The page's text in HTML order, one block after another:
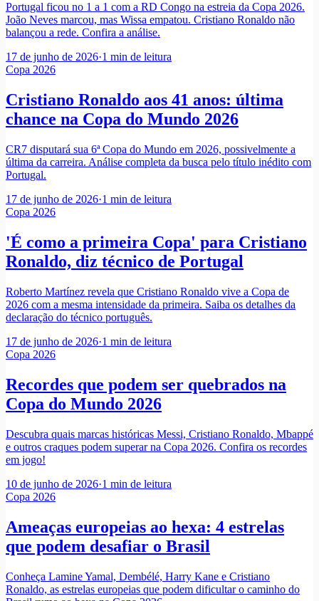
Portugal ficou no 1 a 1 com a RD Congo na estreia da Copa 2026.
João Neves marcou, mas Wissa empatou. Cristiano Ronaldo não
balançou a rede. Confira a análise.
17 de junho de 2026·1 min de leitura
Copa 2026
Cristiano Ronaldo aos 41 anos: última
chance na Copa do Mundo 2026
CR7 disputará sua 6ª Copa do Mundo em 2026, possivelmente a
última da carreira. Análise completa da busca pelo título inédito com
Portugal.
17 de junho de 2026·1 min de leitura
Copa 2026
'É como a primeira Copa' para Cristiano
Ronaldo, diz técnico de Portugal
Roberto Martínez revela que Cristiano Ronaldo vive a Copa de
2026 com a mesma intensidade da primeira. Saiba os detalhes da
declaração do técnico português.
17 de junho de 2026·1 min de leitura
Copa 2026
Recordes que podem ser quebrados na
Copa do Mundo 2026
Descubra quais marcas históricas Messi, Cristiano Ronaldo, Mbappé
e outros craques podem superar na Copa 2026. Confira os recordes
em jogo!
10 de junho de 2026·1 min de leitura
Copa 2026
Ameaças europeias ao hexa: 4 estrelas
que podem desafiar o Brasil
Conheça Lamine Yamal, Dembélé, Harry Kane e Cristiano
Ronaldo, as estrelas europeias que podem dificultar o caminho do